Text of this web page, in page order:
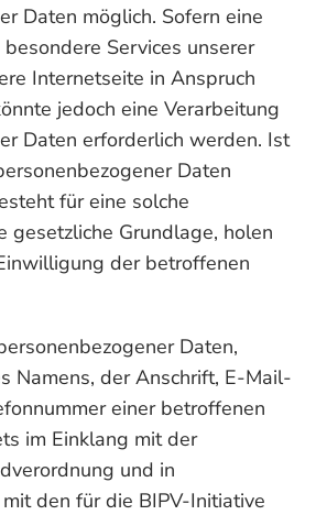
Daten möglich. Sofern eine
Services unserer
Internetseite in Anspruch
jedoch eine Verarbeitung
Daten erforderlich werden. Ist
Daten
für eine solche
gesetzliche Grundlage, holen
der betroffenen
Daten,
Namens, der Anschrift, E-Mail-
einer betroffenen
im Einklang mit der
und in
den für die BIPV-Initiative